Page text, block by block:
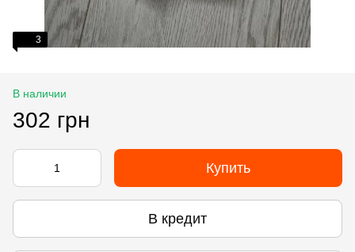
3
В наличии
302 грн
Купить
В кредит